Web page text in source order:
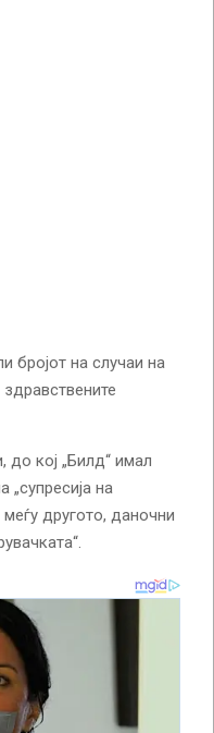
бројот на случаи на
кој „Билд“ имал
„супресија на
другото, даночни